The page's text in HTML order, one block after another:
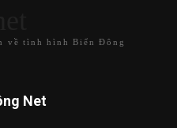
về tình hình Biển Đông
Net